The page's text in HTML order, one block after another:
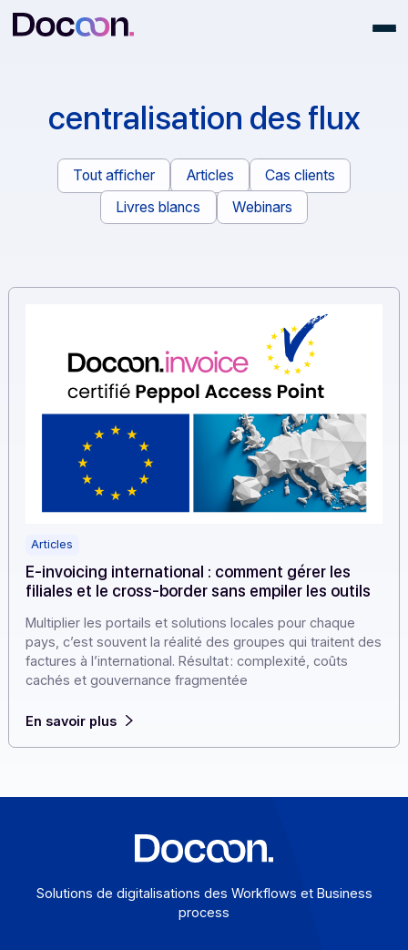
centralisation des flux
Tout afficher Articles
Cas clients
Livres blancs
Webinars
E-invoicing international : comment gérer les
filiales et le cross-border sans empiler les
Multiplier les portails et solutions locales pour chaque
pays, c’est souvent la réalité des groupes qui traitent
En savoir plus